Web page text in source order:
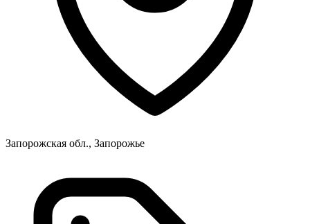
Запорожская обл., Запорожье